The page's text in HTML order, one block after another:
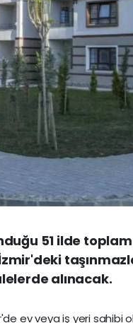
51 ilde
alınacak.
ev veya iş yeri sahibi